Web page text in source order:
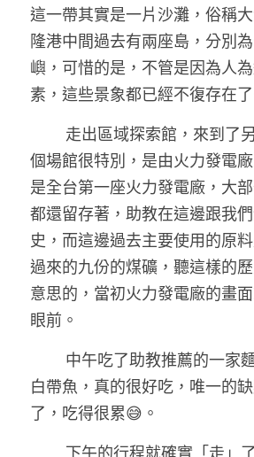
這一帶其實是一片沙灘，俗稱
隆港中間過去有兩座島，分別
嶼，可惜的是，不管是因為人
素，這些景象都已經不復存在了
個場館很特別，是由火力發電
是全台第一座火力發電廠，大
都還留存著，助教在這邊跟我
史，而這邊過去主要使用的原
過來的九份的煤礦，聽這樣的
意思的，當初火力發電廠的畫
眼前。
白帶魚，真的很好吃，唯一的
了，吃得很累😅。